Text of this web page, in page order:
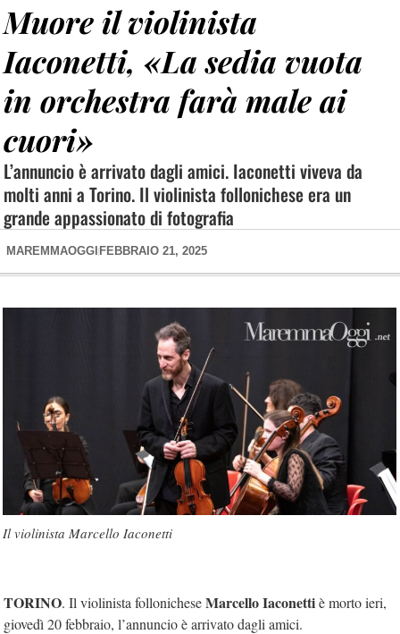
Muore il violinista
Iaconetti, «La sedia vuota
in orchestra farà male ai
cuori»
L’annuncio è arrivato dagli amici. Iaconetti viveva da
molti anni a Torino. Il violinista follonichese era un
grande appassionato di fotografia
MAREMMAOGGI FEBBRAIO 21, 2025
Il violinista Marcello Iaconetti
TORINO. Il violinista follonicheseMarcello Iaconettiè morto ieri,
giovedì 20 febbraio, l’annuncio è arrivato dagli amici.